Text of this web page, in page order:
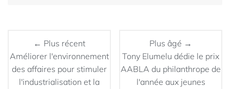
← Plus récent
Améliorer l'environnement
des affaires pour stimuler
l'industrialisation et la
Plus âgé →
Tony Elumelu dédie le prix
AABLA du philanthrope de
l'année aux jeunes